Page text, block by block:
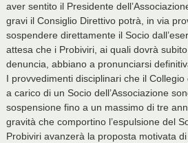
aver sentito il Presidente
gravi il Consiglio Direttivo potrà, in via
sospendere direttamente il Socio
attesa che i Probiviri, ai quali dovrà
denuncia, abbiano a pronunciarsi
I provvedimenti disciplinari che il
a carico di un Socio dell’Associazione
sospensione fino a un massimo di tre
gravità che comportino l’espulsione del
Probiviri avanzerà la proposta motivata